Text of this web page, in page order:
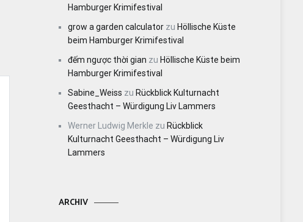
Hamburger Krimifestival
grow a garden calculator zu Höllische Küste
beim Hamburger Krimifestival
đếm ngược thời gian zu Höllische Küste beim
Hamburger Krimifestival
Sabine_Weiss zu Rückblick Kulturnacht
Geesthacht – Würdigung Liv Lammers
Werner Ludwig Merkle zu Rückblick
Kulturnacht Geesthacht – Würdigung Liv
Lammers
ARCHIV